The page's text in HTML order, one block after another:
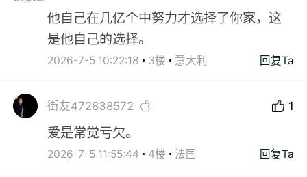
他自己在几亿个中努力才选择了你家，这
是他自己的选择。
2026-7-5 10:22:18 3楼 意大利 回复Ta
街友472838572 1
爱是常觉亏欠。
2026-7-5 11:55:44 4楼 法国 回复Ta